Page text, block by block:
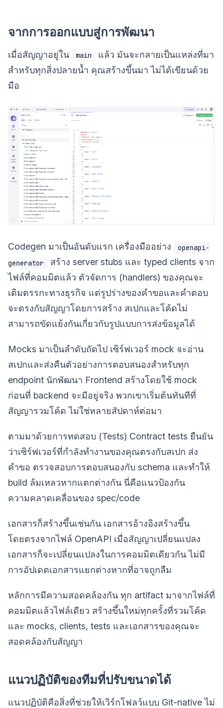
จากการออกแบบสู่การพัฒนา
เมื่อสัญญาอยู่ใน main
แล้ว มันจะกลายเป็นแหล่งที่มา
สำหรับทุกสิ่งปลายน้ำ คุณสร้างขึ้นมา ไม่ได้เขียนด้วย
มือ
Codegen มาเป็นอันดับแรก เครื่องมืออย่าง
openapi-
generator
สร้าง server stubs และ typed clients จาก
ไฟล์ที่คอมมิตแล้ว ตัวจัดการ (handlers) ของคุณจะ
เติมตรรกะทางธุรกิจ แต่รูปร่างของคำขอและคำตอบ
จะตรงกับสัญญาโดยการสร้าง สเปกและโค้ดไม่
สามารถขัดแย้งกันเกี่ยวกับรูปแบบการส่งข้อมูลได้
Mocks มาเป็นลำดับถัดไป เซิร์ฟเวอร์ mock จะอ่าน
สเปกและส่งคืนตัวอย่างการตอบสนองสำหรับทุก
endpoint นักพัฒนา Frontend สร้างโดยใช้ mock
ก่อนที่ backend จะมีอยู่จริง พวกเขาเริ่มต้นทันทีที่
สัญญารวมโค้ด ไม่ใช่หลายสัปดาห์ต่อมา
ตามมาด้วยการทดสอบ (Tests) Contract tests ยืนยัน
ว่าเซิร์ฟเวอร์ที่กำลังทำงานของคุณตรงกับสเปก ส่ง
คำขอ ตรวจสอบการตอบสนองกับ schema และทำให้
build ล้มเหลวหากแตกต่างกัน นี่คือแนวป้องกัน
ความคลาดเคลื่อนของ spec/code
เอกสารก็สร้างขึ้นเช่นกัน เอกสารอ้างอิงสร้างขึ้น
โดยตรงจากไฟล์ OpenAPI เมื่อสัญญาเปลี่ยนแปลง
เอกสารก็จะเปลี่ยนแปลงในการคอมมิตเดียวกัน ไม่มี
การอัปเดตเอกสารแยกต่างหากที่อาจถูกลืม
หลักการมีความสอดคล้องกัน ทุก artifact มาจากไฟล์ที่
คอมมิตแล้วไฟล์เดียว สร้างขึ้นใหม่ทุกครั้งที่รวมโค้ด
และ mocks, clients, tests และเอกสารของคุณจะ
สอดคล้องกับสัญญา
แนวปฏิบัติของทีมที่ปรับขนาดได้
แนวปฏิบัติคือสิ่งที่ช่วยให้เวิร์กโฟลว์แบบ Git-native ไม่